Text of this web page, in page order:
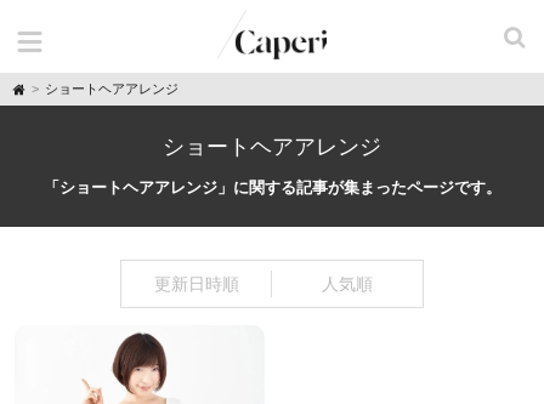
H
o
ショートヘアアレンジ
ショートヘアアレンジ
「ショートヘアアレンジ」に関する記事が集まったページです。
更新日時順 人気順